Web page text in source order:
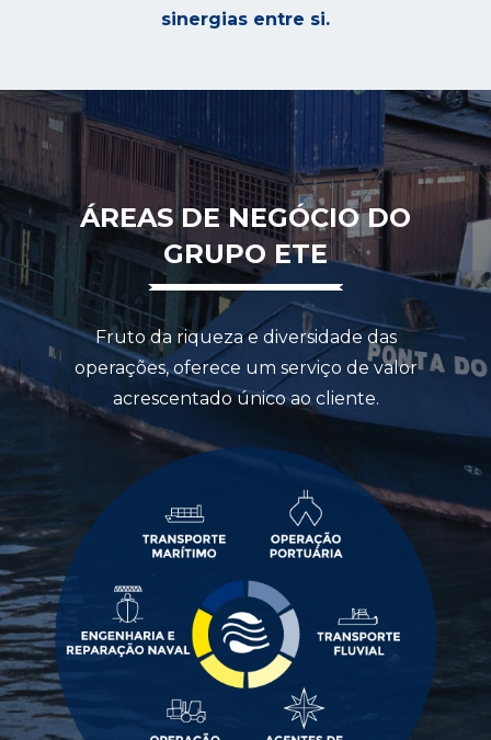
sinergias entre si.
ÁREAS DE NEGÓCIO DO
GRUPO ETE
Fruto da riqueza e diversidade das
operações, oferece um serviço de valor
acrescentado único ao cliente.